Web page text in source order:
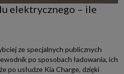
elektrycznego – ile
ze specjalnych publicznych
po sposobach ładowania, ich
po usłudze Kia Charge, dzięki